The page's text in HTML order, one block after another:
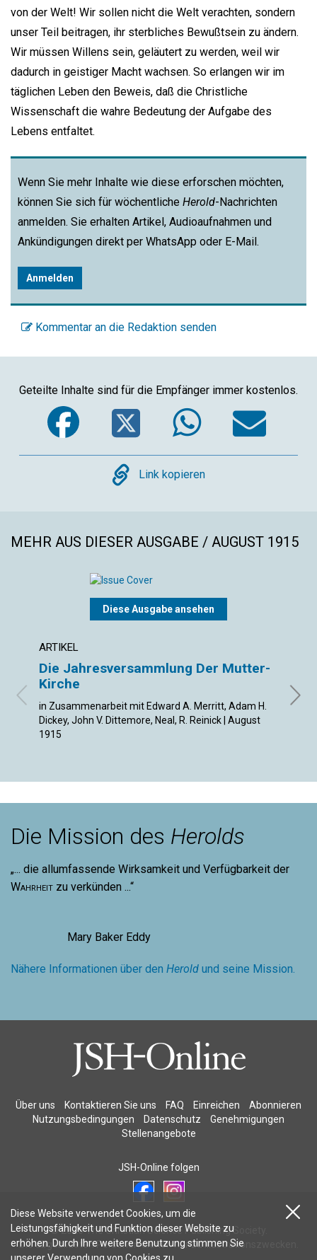
von der Welt! Wir sollen nicht die Welt verachten, sondern
unser Teil beitragen, ihr sterbliches Bewußtsein zu ändern.
Wir müssen Willens sein, geläutert zu werden, weil wir
dadurch in geistiger Macht wachsen. So erlangen wir im
täglichen Leben den Beweis, daß die Christliche
Wissenschaft die wahre Bedeutung der Aufgabe des
Lebens entfaltet.
Wenn Sie mehr Inhalte wie diese erforschen möchten,
können Sie sich für wöchentliche Herold-Nachrichten
anmelden. Sie erhalten Artikel, Audioaufnahmen und
Ankündigungen direkt per WhatsApp oder E-Mail.
Anmelden
Kommentar an die Redaktion senden
Geteilte Inhalte sind für die Empfänger immer kostenlos.
Facebook
Twitter
Copy
Link kopieren
MEHR AUS DIESER AUSGABE / AUGUST 1915
Diese Ausgabe ansehen
ARTIKEL
Die Jahresversammlung Der Mutter-
Kirche
in Zusammenarbeit mit Edward A. Merritt, Adam H.
Dickey, John V. Dittemore, Neal, R. Reinick | August
1915
Von
Die Mission des Herolds
„... die allumfassende Wirksamkeit und Verfügbarkeit der
Wahrheit zu verkünden ...“
Mary Baker Eddy
Nähere Informationen über den Herold und seine Mission.
Über uns Kontaktieren Sie uns FAQ Einreichen
Abonnieren
Nutzungsbedingungen
Datenschutz
Genehmigungen
Stellenangebote
JSH-Online folgen
© 2026 The Christian Science Publishing Society.
Die abgebildeten Personen dienen nur zu Illustrationszwecken.
Diese Website verwendet Cookies, um die
Leistungsfähigkeit und Funktion dieser Website zu
erhöhen. Durch Ihre weitere Benutzung stimmen Sie